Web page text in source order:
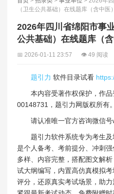
（卫生公共基础）在线题库（含中医
2026年四川省绵阳市事
公共基础）在线题库（
📅 2026-01-11 23:57 👁 49 阅读
题引力 软件目录试看
本内容受著作权保护，作
00148731，题引力网版权所有。
请认准唯一官方咨询微信号
题引力软件系统专为考生
是个人备考、考前提分、冲刺
多样、内容完整，搭配图文解
试大纲编写，内置高仿真模拟
评分，还原真实考试场景，助